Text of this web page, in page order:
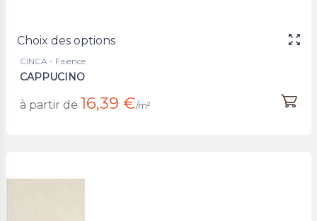
Choix des options
CINCA - Faience
CAPPUCINO
à partir de 16,39 €/m²